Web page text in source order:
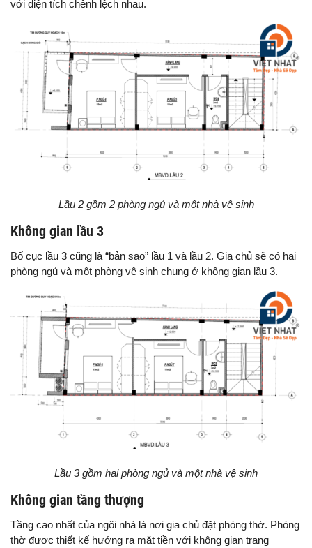
với diện tích chênh lệch nhau.
Lầu 2 gồm 2 phòng ngủ và một nhà vệ sinh
Không gian lầu 3
Bố cục lầu 3 cũng là “bản sao” lầu 1 và lầu 2. Gia chủ sẽ có hai
phòng ngủ và một phòng vệ sinh chung ở không gian lầu 3.
Lầu 3 gồm hai phòng ngủ và một nhà vệ sinh
Không gian tầng thượng
Tầng cao nhất của ngôi nhà là nơi gia chủ đặt phòng thờ. Phòng
thờ được thiết kế hướng ra mặt tiền với không gian trang